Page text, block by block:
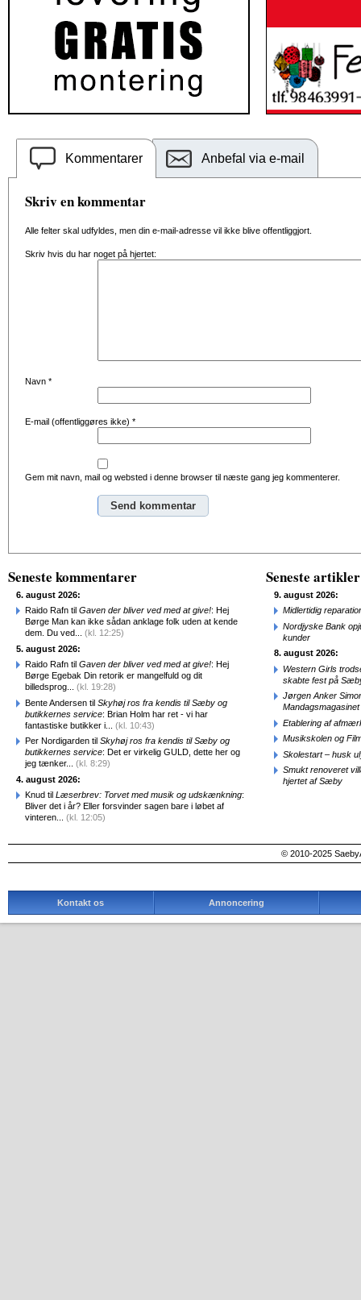
Kommentarer Anbefal via e-mail
Skriv en kommentar
Alle felter skal udfyldes, men din e-mail-adresse vil ikke blive offentliggjort.
Skriv hvis du har noget på hjertet:
Navn *
E-mail (offentliggøres ikke) *
Gem mit navn, mail og websted i denne browser til næste gang jeg kommenterer.
Seneste kommentarer
6. august 2026:
Raido Rafn til Gaven der bliver ved med at give!: Hej
Børge Man kan ikke sådan anklage folk uden at kende
dem. Du ved... (kl. 12:25)
5. august 2026:
Raido Rafn til Gaven der bliver ved med at give!: Hej
Børge Egebak Din retorik er mangelfuld og dit
billedsprog... (kl. 19:28)
Bente Andersen til Skyhøj ros fra kendis til Sæby og
butikkernes service: Brian Holm har ret - vi har
fantastiske butikker i... (kl. 10:43)
Per Nordigarden til Skyhøj ros fra kendis til Sæby og
butikkernes service: Det er virkelig GULD, dette her og
jeg tænker... (kl. 8:29)
4. august 2026:
Knud til Læserbrev: Torvet med musik og udskænkning:
Bliver det i år? Eller forsvinder sagen bare i løbet af
vinteren... (kl. 12:05)
Seneste artikler
9. august 2026:
Midlertidig
Nordjyske Bank
kunder
8. august 2026:
Western Girls
skabte fest på
Jørgen Anker
Mandagsmagasinet
Etablering af
Musikskolen og
Skolestart – husk
Smukt renoveret
hjertet af Sæby
© 2010-2025
Kontakt os Annoncering